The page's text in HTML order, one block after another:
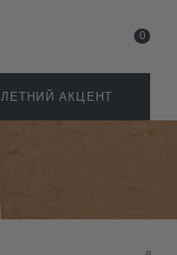
0
ЛЕТНИЙ АКЦЕНТ